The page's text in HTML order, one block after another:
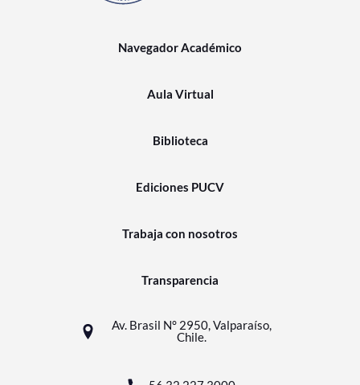
Navegador Académico
Aula Virtual
Biblioteca
Ediciones PUCV
Trabaja con nosotros
Transparencia
Av. Brasil N° 2950, Valparaíso,
Chile.